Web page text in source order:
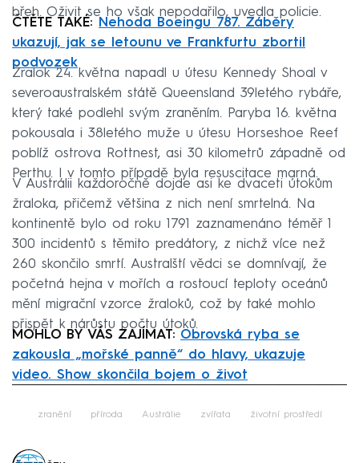
břeh. Oživit se ho však nepodařilo, uvedla policie.
ČTĚTE TAKÉ:
Nehoda Boeingu 787. Záběry
ukazují, jak se letounu ve Frankfurtu zbortil
podvozek
Žralok 24. května napadl u útesu Kennedy Shoal v
severoaustralském státě Queensland 39letého rybáře,
který také podlehl svým zraněním. Paryba 16. května
pokousala i 38letého muže u útesu Horseshoe Reef
poblíž ostrova Rottnest, asi 30 kilometrů západně od
Perthu. I v tomto případě byla resuscitace marná.
V Austrálii každoročně dojde asi ke dvaceti útokům
žraloka, přičemž většina z nich není smrtelná. Na
kontinentě bylo od roku 1791 zaznamenáno téměř 1
300 incidentů s těmito predátory, z nichž více než
260 skončilo smrtí. Australští vědci se domnívají, že
početná hejna v mořích a rostoucí teploty oceánů
mění migrační vzorce žraloků, což by také mohlo
přispět k nárůstu počtu útoků.
MOHLO BY VÁS ZAJÍMAT: Obrovská ryba se
zakousla „mořské panně“ do hlavy, ukazuje
video. Show skončila bojem o život
zranění příroda Austrálie zvířata životní prostředí